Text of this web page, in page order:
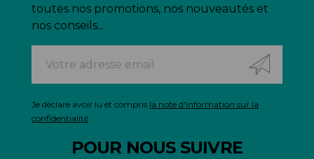
toutes nos promotions, nos nouveautés et
nos conseils...
Je déclare avoir lu et compris la note d'information sur la
confidentialité
POUR NOUS SUIVRE